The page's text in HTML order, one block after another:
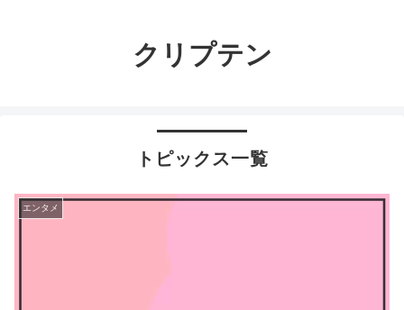
クリプテン
トピックス一覧
エンタメ